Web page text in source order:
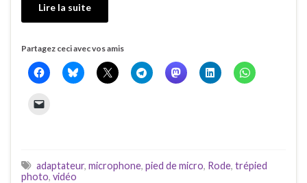
Lire la suite
Partagez ceci avec vos amis
adaptateur, microphone, pied de micro, Rode, trépied
photo, vidéo